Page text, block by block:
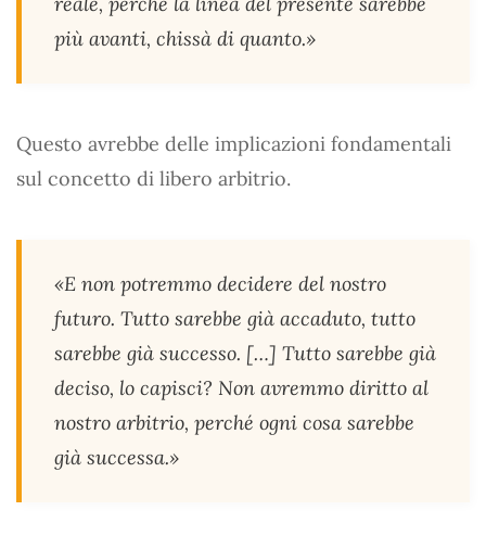
più avanti, chissà di quanto.»
Questo avrebbe delle implicazioni fondamentali
sul concetto di libero arbitrio.
«E non potremmo decidere del nostro
futuro. Tutto sarebbe già accaduto, tutto
sarebbe già successo. […] Tutto sarebbe già
deciso, lo capisci? Non avremmo diritto al
nostro arbitrio, perché ogni cosa sarebbe
già successa.»